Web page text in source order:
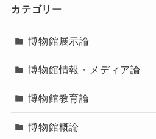
カテゴリー
博物館展示論
博物館情報・メディア論
博物館教育論
博物館概論